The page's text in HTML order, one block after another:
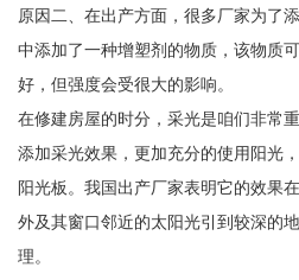
原因二、在出产方面，很多厂家为了
中添加了一种增塑剂的物质，该物质
好，但强度会受很大的影响。
在修建房屋的时分，采光是咱们非常
添加采光效果，更加充分的使用阳光
阳光板。我国出产厂家表明它的效果
外及其窗口邻近的太阳光引到较深的
理。